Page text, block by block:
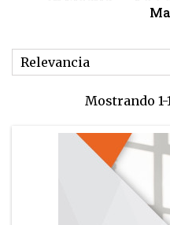
Relevancia
Mostrando 1-